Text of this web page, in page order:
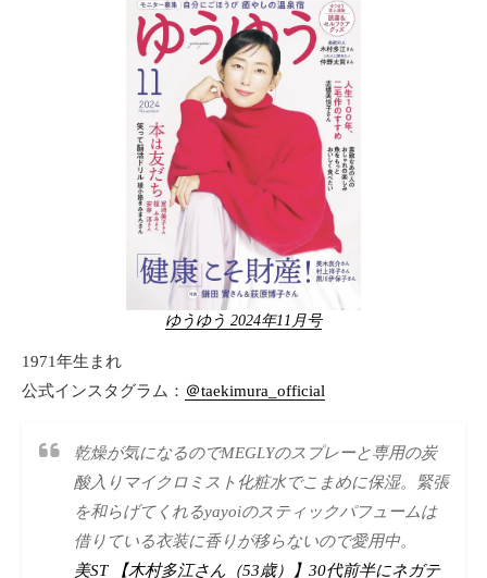
ゆうゆう 2024年11月号
1971年生まれ
公式インスタグラム： ＠taekimura_official
乾燥が気になるのでMEGLYのスプレーと専用の炭
酸入りマイクロミスト化粧水でこまめに保湿。緊張
を和らげてくれるyayoiのスティックパフュームは
借りている衣装に香りが移らないので愛用中。
美ST 【木村多江さん（53歳）】30代前半にネガテ